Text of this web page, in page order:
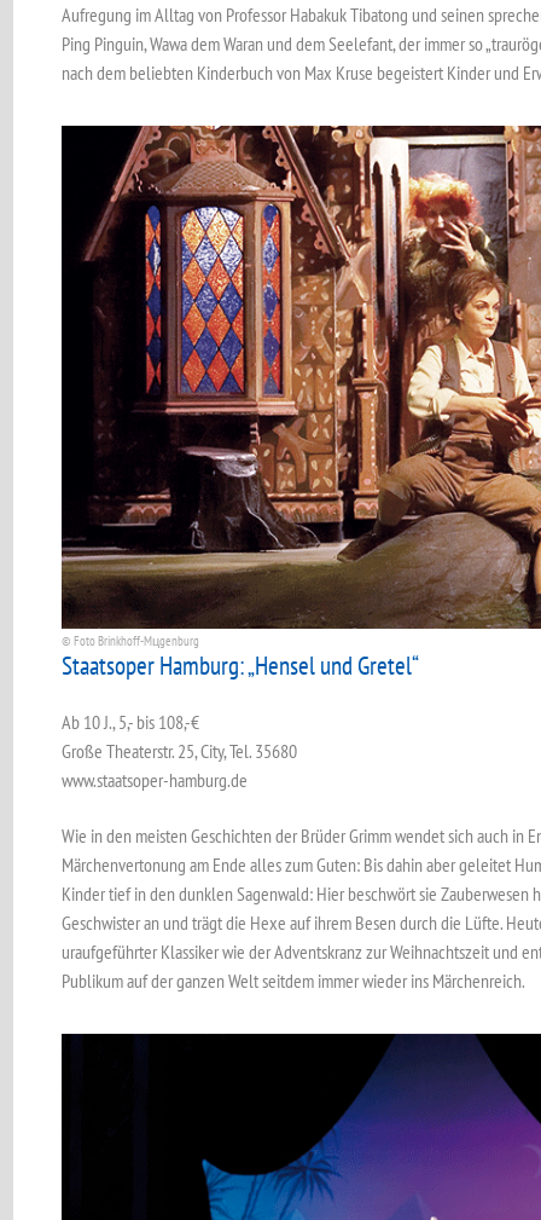
Aufregung im Alltag von Professor Habakuk Tibatong und seinen
Ping Pinguin, Wawa dem ­Waran und dem Seelefant, der immer so
nach dem beliebten Kinderbuch von Max Kruse begeistert Kinder und
© Foto Brinkhoff-Mцgenburg
Staatsoper Hamburg: „Hensel und Gretel“
Ab 10 J., 5,- bis 108,-€
Große Theaterstr. 25, City, Tel. 35680
www.staatsoper-hamburg.de
Wie in den meisten Geschichten der Brüder Grimm wendet sich auch in
Märchenvertonung am Ende alles zum Guten: Bis dahin aber geleitet
Kinder tief in den dunklen Sagenwald: Hier beschwört sie Zauberwesen
Geschwister an und trägt die Hexe auf ihrem Besen durch die Lüfte.
uraufgeführter Klassiker wie der Adventskranz zur Weihnachtszeit und
Publikum auf der ganzen Welt seitdem immer wieder ins Märchenreich.